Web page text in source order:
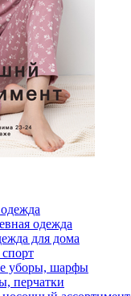
одежда
для дома
уборы, шарфы
перчатки